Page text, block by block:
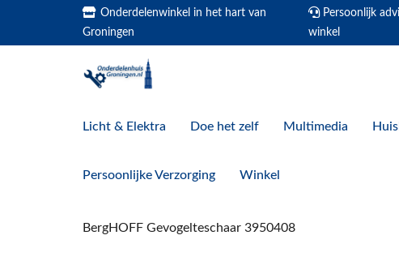
Onderdelenwinkel in het hart van
Groningen
Persoonlijk
winkel
Licht & Elektra Doe het zelf Multimedia
Persoonlijke Verzorging Winkel
BergHOFF Gevogelteschaar 3950408